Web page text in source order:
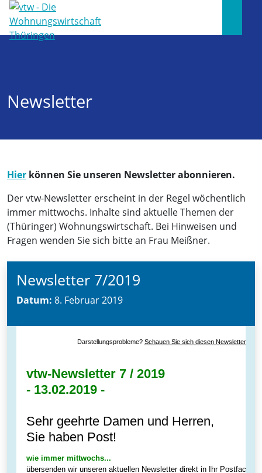
Newsletter
Hier können Sie unseren Newsletter abonnieren.
Der vtw-Newsletter erscheint in der Regel wöchentlich
immer mittwochs. Inhalte sind aktuelle Themen der
(Thüringer) Wohnungswirtschaft. Bei Hinweisen und
Fragen wenden Sie sich bitte an Frau Meißner.
Newsletter 7/2019
Datum: 8. Februar 2019